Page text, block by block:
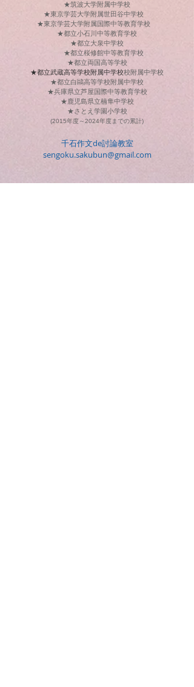
★筑波大学附属中学校
★東京学芸大学附属世田谷中学校
★東京学芸大学附属国際中等教育学校
★都立小石川中等教育学校
★都立大泉中学校
★都立桜修館中等教育学校
★都立両国高等学校
★都立武蔵高等学校附属中学校校附属中学校
★都立白鷗高等学校附属中学校
★兵庫県立芦屋国際中等教育学校
​★鹿児島県立楠隼中学校
★さとえ学園小学校
(2015年度～2024年度までの累計)
千石作文de討論教室
sengoku.sakubun@gmail.com